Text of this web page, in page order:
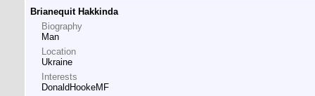
Brianequit Hakkinda
Biography
Man
Location
Ukraine
Interests
DonaldHookeMF